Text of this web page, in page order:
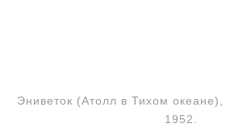
Эниветок (Атолл в Тихом
1952.